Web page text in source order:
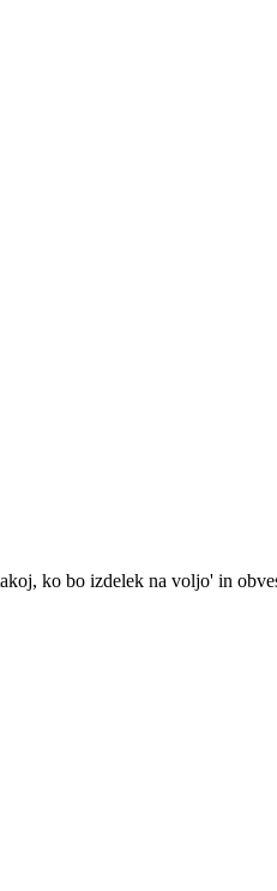
ko bo izdelek na voljo' in